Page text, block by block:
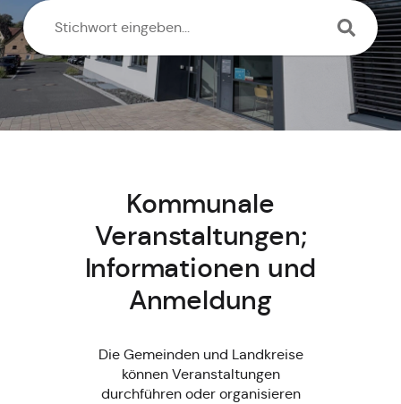
Kommunale
Veranstaltungen;
Informationen und
Anmeldung
Die Gemeinden und Landkreise
können Veranstaltungen
durchführen oder organisieren